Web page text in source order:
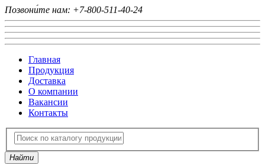
Позвони́те нам: +7-800-511-40-24
Главная
Продукция
Доставка
О компании
Вакансии
Контакты
Найти